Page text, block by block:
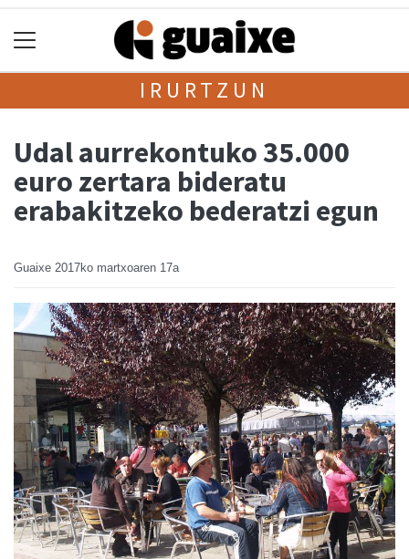
IRURTZUN
Udal aurrekontuko 35.000
euro zertara bideratu
erabakitzeko bederatzi egun
Guaixe 2017ko martxoaren 17a